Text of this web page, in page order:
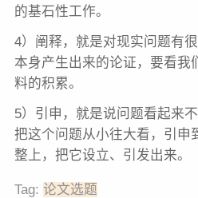
的基石性工作。
4）阐释，就是对现实问题有
本身产生出来的论证，要看我
料的积累。
5）引申，就是说问题看起来
把这个问题从小往大看，引申
整上，把它设立、引发出来。
Tag: 论文选题